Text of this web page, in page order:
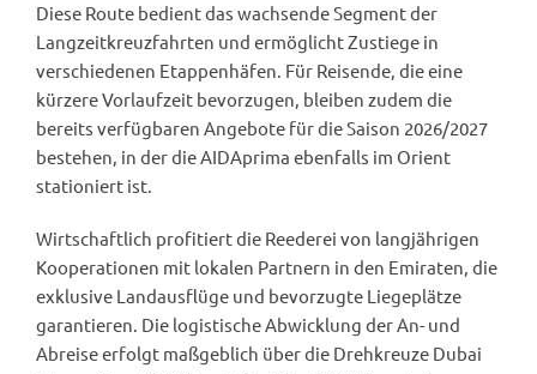
Diese Route bedient das wachsende Segment der
Langzeitkreuzfahrten und ermöglicht Zustiege in
verschiedenen Etappenhäfen. Für Reisende, die eine
kürzere Vorlaufzeit bevorzugen, bleiben zudem die
bereits verfügbaren Angebote für die Saison 2026/2027
bestehen, in der die AIDAprima ebenfalls im Orient
stationiert ist.
Wirtschaftlich profitiert die Reederei von langjährigen
Kooperationen mit lokalen Partnern in den Emiraten, die
exklusive Landausflüge und bevorzugte Liegeplätze
garantieren. Die logistische Abwicklung der An- und
Abreise erfolgt maßgeblich über die Drehkreuze Dubai